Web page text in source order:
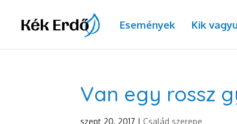
Események Kik
Van egy rossz
szept 20, 2017 |Család szerepe